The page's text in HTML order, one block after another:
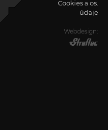
Cookies a os.
údaje
Webdesign: